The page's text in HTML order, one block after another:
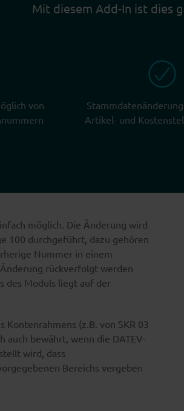
Mit diesem Add-In ist dies
von
Artikel- und
möglich. Die Änderung wird
100 durchgeführt, dazu gehören
Nummer in einem
rückverfolgt werden
des Moduls liegt auf der
Kontenrahmens (z.B. von SKR 03
auch bewährt, wenn die DATEV-
wird, dass
Bereichs vergeben